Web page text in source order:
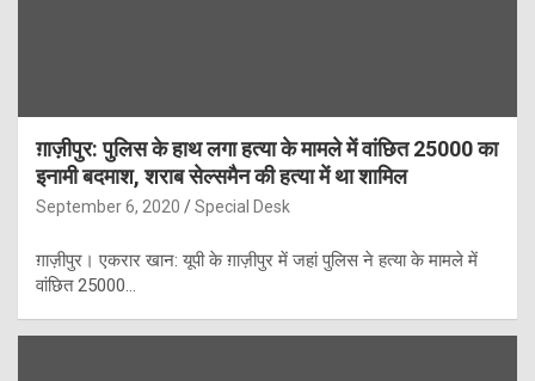
ग़ाज़ीपुर: पुलिस के हाथ लगा हत्या के मामले में वांछित 25000 का
इनामी बदमाश, शराब सेल्समैन की हत्या में था शामिल
September 6, 2020 Special Desk
ग़ाज़ीपुर। एकरार खान: यूपी के ग़ाज़ीपुर में जहां पुलिस ने हत्या के मामले में
वांछित 25000…